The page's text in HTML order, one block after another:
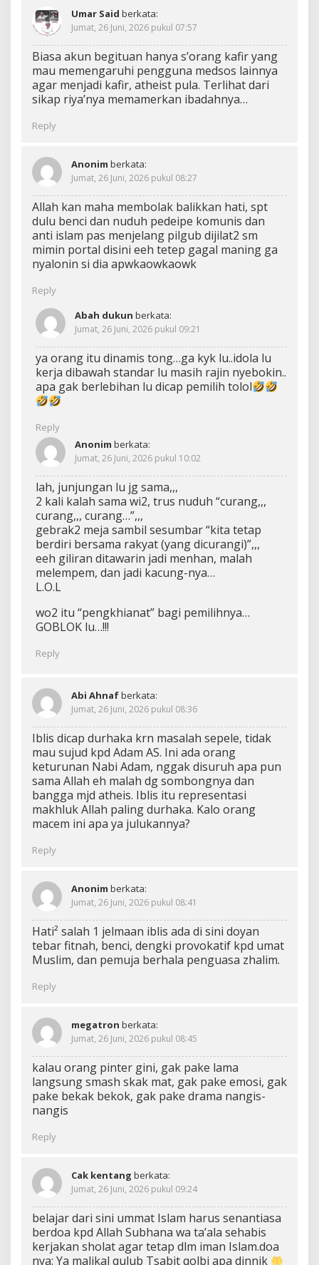
Umar Said berkata:
Jumat, 26 Juni, 2026 pukul 07:57
Biasa akun begituan hanya s’orang kafir yang
mau memengaruhi pengguna medsos lainnya
agar menjadi kafir, atheist pula. Terlihat dari
sikap riya’nya memamerkan ibadahnya…
Reply
Anonim berkata:
Jumat, 26 Juni, 2026 pukul 08:27
Allah kan maha membolak balikkan hati, spt
dulu benci dan nuduh pedeipe komunis dan
anti islam pas menjelang pilgub dijilat2 sm
mimin portal disini eeh tetep gagal maning ga
nyalonin si dia apwkaowkaowk
Reply
Abah dukun berkata:
Jumat, 26 Juni, 2026 pukul 09:21
ya orang itu dinamis tong…ga kyk lu..idola lu
kerja dibawah standar lu masih rajin nyebokin..
apa gak berlebihan lu dicap pemilih tolol
Reply
Anonim berkata:
Jumat, 26 Juni, 2026 pukul 10:02
lah, junjungan lu jg sama,,,
2 kali kalah sama wi2, trus nuduh “curang,,,
curang,,, curang…”,,,
gebrak2 meja sambil sesumbar “kita tetap
berdiri bersama rakyat (yang dicurangi)”,,,
eeh giliran ditawarin jadi menhan, malah
melempem, dan jadi kacung-nya…
L.O.L
wo2 itu “pengkhianat” bagi pemilihnya…
GOBLOK lu…!!!
Reply
Abi Ahnafberkata:
Jumat, 26 Juni, 2026 pukul 08:36
Iblis dicap durhaka krn masalah sepele, tidak
mau sujud kpd Adam AS. Ini ada orang
keturunan Nabi Adam, nggak disuruh apa pun
sama Allah eh malah dg sombongnya dan
bangga mjd atheis. Iblis itu representasi
makhluk Allah paling durhaka. Kalo orang
macem ini apa ya julukannya?
Reply
Anonim berkata:
Jumat, 26 Juni, 2026 pukul 08:41
Hati² salah 1 jelmaan iblis ada di sini doyan
tebar fitnah, benci, dengki provokatif kpd umat
Muslim, dan pemuja berhala penguasa zhalim.
Reply
megatron berkata:
Jumat, 26 Juni, 2026 pukul 08:45
kalau orang pinter gini, gak pake lama
langsung smash skak mat, gak pake emosi, gak
pake bekak bekok, gak pake drama nangis-
nangis
Reply
Cak kentang berkata:
Jumat, 26 Juni, 2026 pukul 09:24
belajar dari sini ummat Islam harus senantiasa
berdoa kpd Allah Subhana wa ta’ala sehabis
kerjakan sholat agar tetap dlm iman Islam.doa
nya: Ya malikal qulub Tsabit qolbi apa dinnik